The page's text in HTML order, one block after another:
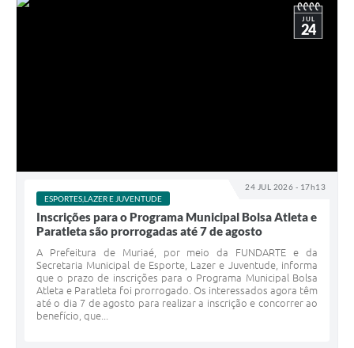
24 JUL 2026 - 17h13
JUL
24
ESPORTES,LAZER E JUVENTUDE
Inscrições para o Programa Municipal Bolsa Atleta e
Paratleta são prorrogadas até 7 de agosto
A Prefeitura de Muriaé, por meio da FUNDARTE e da
Secretaria Municipal de Esporte, Lazer e Juventude, informa
que o prazo de inscrições para o Programa Municipal Bolsa
Atleta e Paratleta foi prorrogado. Os interessados agora têm
até o dia 7 de agosto para realizar a inscrição e concorrer ao
benefício, que...